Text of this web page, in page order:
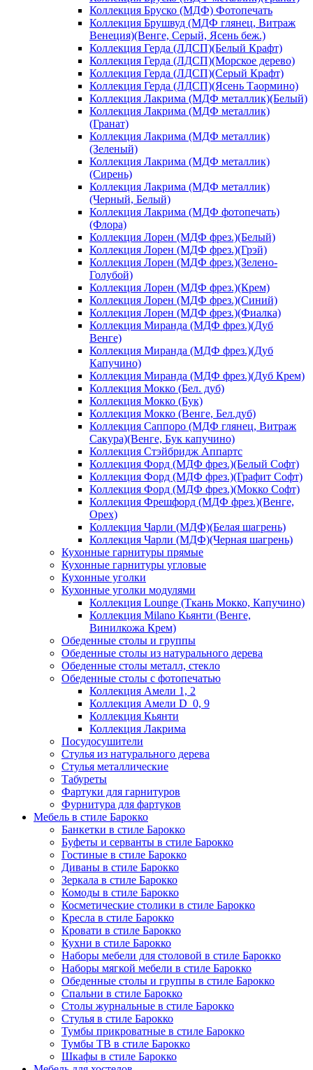
Коллекция Бруско (МДФ) Фотопечать
Коллекция Брушвуд (МДФ глянец, Витраж
Венеция)(Венге, Серый, Ясень беж.)
Коллекция Герда (ЛДСП)(Белый Крафт)
Коллекция Герда (ЛДСП)(Морское дерево)
Коллекция Герда (ЛДСП)(Серый Крафт)
Коллекция Герда (ЛДСП)(Ясень Таормино)
Коллекция Лакрима (МДФ металлик)(Белый)
Коллекция Лакрима (МДФ металлик)
(Гранат)
Коллекция Лакрима (МДФ металлик)
(Зеленый)
Коллекция Лакрима (МДФ металлик)
(Сирень)
Коллекция Лакрима (МДФ металлик)
(Черный, Белый)
Коллекция Лакрима (МДФ фотопечать)
(Флора)
Коллекция Лорен (МДФ фрез.)(Белый)
Коллекция Лорен (МДФ фрез.)(Грэй)
Коллекция Лорен (МДФ фрез.)(Зелено-
Голубой)
Коллекция Лорен (МДФ фрез.)(Крем)
Коллекция Лорен (МДФ фрез.)(Синий)
Коллекция Лорен (МДФ фрез.)(Фиалка)
Коллекция Миранда (МДФ фрез.)(Дуб
Венге)
Коллекция Миранда (МДФ фрез.)(Дуб
Капучино)
Коллекция Миранда (МДФ фрез.)(Дуб Крем)
Коллекция Мокко (Бел. дуб)
Коллекция Мокко (Бук)
Коллекция Мокко (Венге, Бел.дуб)
Коллекция Саппоро (МДФ глянец, Витраж
Сакура)(Венге, Бук капучино)
Коллекция Стэйбридж Аппартс
Коллекция Форд (МДФ фрез.)(Белый Софт)
Коллекция Форд (МДФ фрез.)(Графит Софт)
Коллекция Форд (МДФ фрез.)(Мокко Софт)
Коллекция Фрешфорд (МДФ фрез.)(Венге,
Орех)
Коллекция Чарли (МДФ)(Белая шагрень)
Коллекция Чарли (МДФ)(Черная шагрень)
Кухонные гарнитуры прямые
Кухонные гарнитуры угловые
Кухонные уголки
Кухонные уголки модулями
Коллекция Lounge (Ткань Мокко, Капучино)
Коллекция Milano Кьянти (Венге,
Винилкожа Крем)
Обеденные столы и группы
Обеденные столы из натурального дерева
Обеденные столы металл, стекло
Обеденные столы с фотопечатью
Коллекция Амели 1, 2
Коллекция Амели D_0, 9
Коллекция Кьянти
Коллекция Лакрима
Посудосушители
Стулья из натурального дерева
Стулья металлические
Табуреты
Фартуки для гарнитуров
Фурнитура для фартуков
Мебель в стиле Барокко
Банкетки в стиле Барокко
Буфеты и серванты в стиле Барокко
Гостиные в стиле Барокко
Диваны в стиле Барокко
Зеркала в стиле Барокко
Комоды в стиле Барокко
Косметические столики в стиле Барокко
Кресла в стиле Барокко
Кровати в стиле Барокко
Кухни в стиле Барокко
Наборы мебели для столовой в стиле Барокко
Наборы мягкой мебели в стиле Барокко
Обеденные столы и группы в стиле Барокко
Спальни в стиле Барокко
Столы журнальные в стиле Барокко
Стулья в стиле Барокко
Тумбы прикроватные в стиле Барокко
Тумбы ТВ в стиле Барокко
Шкафы в стиле Барокко